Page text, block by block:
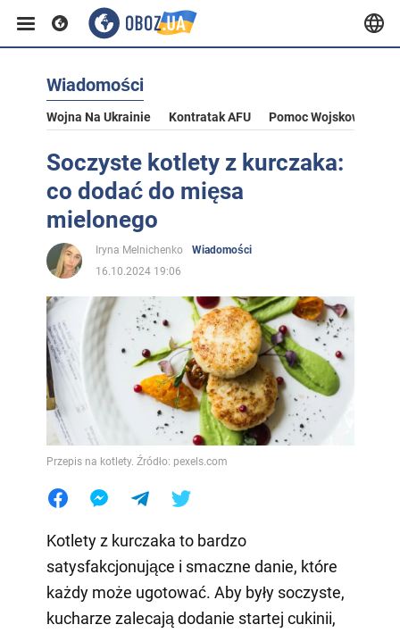
Wiadomości
Wojna Na Ukrainie Kontratak AFU Pomoc Wojskowa Dla
Soczyste kotlety z kurczaka:
co dodać do mięsa
mielonego
Iryna Melnichenko
Wiadomości
16.10.2024 19:06
Przepis na kotlety. Źródło: pexels.com
Kotlety z kurczaka to bardzo
satysfakcjonujące i smaczne danie, które
każdy może ugotować. Aby były soczyste,
kucharze zalecają dodanie startej cukinii,